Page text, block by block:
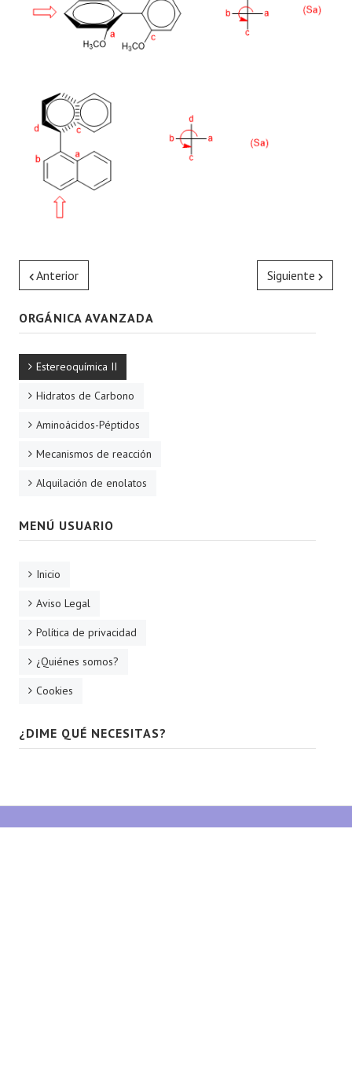
Anterior Siguiente
ORGÁNICA AVANZADA
Estereoquímica II
Hidratos de Carbono
Aminoácidos-Péptidos
Mecanismos de reacción
Alquilación de enolatos
MENÚ USUARIO
Inicio
Aviso Legal
Política de privacidad
¿Quiénes somos?
Cookies
¿DIME QUÉ NECESITAS?